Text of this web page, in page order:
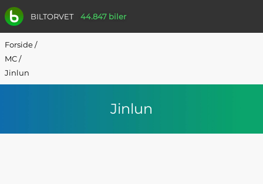
BILTORVET 44.847 biler
Forside/
MC/
Jinlun
Jinlun